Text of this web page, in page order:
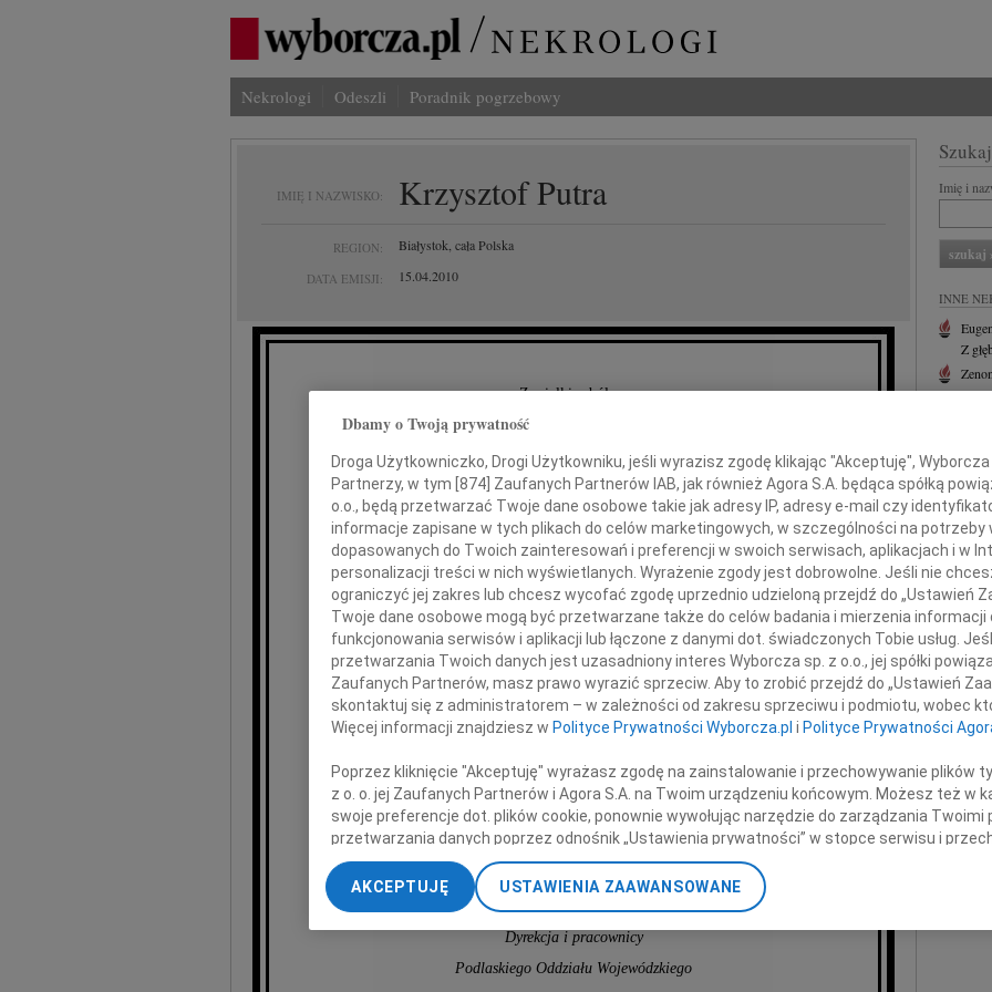
Nekrologi Odeszli Poradnik pogrzebowy
IMIĘ I NAZWISKO: Krzysztof Putra
REGION: Białystok, cała Polska
DATA EMISJI: 15.04.2010
Z wielkim bólem
przyjęliśmy wiadomość o tragicznej śmierci
Krzysztofa Putry
Wicemarszałka Sejmu,
wieloletniego Parlamentarzysty Ziemi Podlaskiej
Pogrążonej w żałobie
Rodzinie
składamy
najszczersze wyrazy współczucia.
Dyrekcja i pracownicy
Podlaskiego Oddziału Wojewódzkiego
Imię i
INNE
Z
Z
Z
Z
+
Asia
Dbamy o Twoją prywatność
Droga Użytkowniczko, Drogi Użytkowniku, jeśli wyrazisz zgodę klikając "Akceptuję",
Partnerzy, w tym [ 874 ] Zaufanych Partnerów IAB, jak również Agora S.A. będąca spółką
o.o., będą przetwarzać Twoje dane osobowe takie jak adresy IP, adresy e-mail czy
informacje zapisane w tych plikach do celów marketingowych, w szczególności na potrzeby
dopasowanych do Twoich zainteresowań i preferencji w swoich serwisach, aplikacjach i w
personalizacji treści w nich wyświetlanych. Wyrażenie zgody jest dobrowolne. Jeśli nie
ograniczyć jej zakres lub chcesz wycofać zgodę uprzednio udzieloną przejdź do „Ustawień
Twoje dane osobowe mogą być przetwarzane także do celów badania i mierzenia
funkcjonowania serwisów i aplikacji lub łączone z danymi dot. świadczonych Tobie usług.
przetwarzania Twoich danych jest uzasadniony interes Wyborcza sp. z o.o., jej spółki
Zaufanych Partnerów, masz prawo wyrazić sprzeciw. Aby to zrobić przejdź do „Ustawień
skontaktuj się z administratorem – w zależności od zakresu sprzeciwu i podmiotu, wobec
Więcej informacji znajdziesz w Polityce Prywatności Wyborcza.pl i Polityce Prywatności
Poprzez kliknięcie "Akceptuję" wyrażasz zgodę na zainstalowanie i przechowywanie plików
z o. o. jej Zaufanych Partnerów i Agora S.A. na Twoim urządzeniu końcowym. Możesz też w
swoje preferencje dot. plików cookie, ponownie wywołując narzędzie do zarządzania Twoimi
przetwarzania danych poprzez odnośnik „Ustawienia prywatności” w stopce serwisu i
„Ustawienia zaawansowane”. Zmiana ustawień plików cookie możliwa jest także za pomocą
My, nasi Zaufani Partnerzy i Agora S.A. możemy przetwarzać dane osobowe w
dokładnych danych geolokalizacyjnych. Aktywne skanowanie charakterystyki urządzenia do
Przechowywanie informacji na urządzeniu lub dostęp do nich. Spersonalizowane reklamy i
treści, badnie odbiorców i ulepszanie usług.Lista Zaufanych Partnerów
USTAWIENIA ZAAWANSOWANE
AKCEPTUJĘ